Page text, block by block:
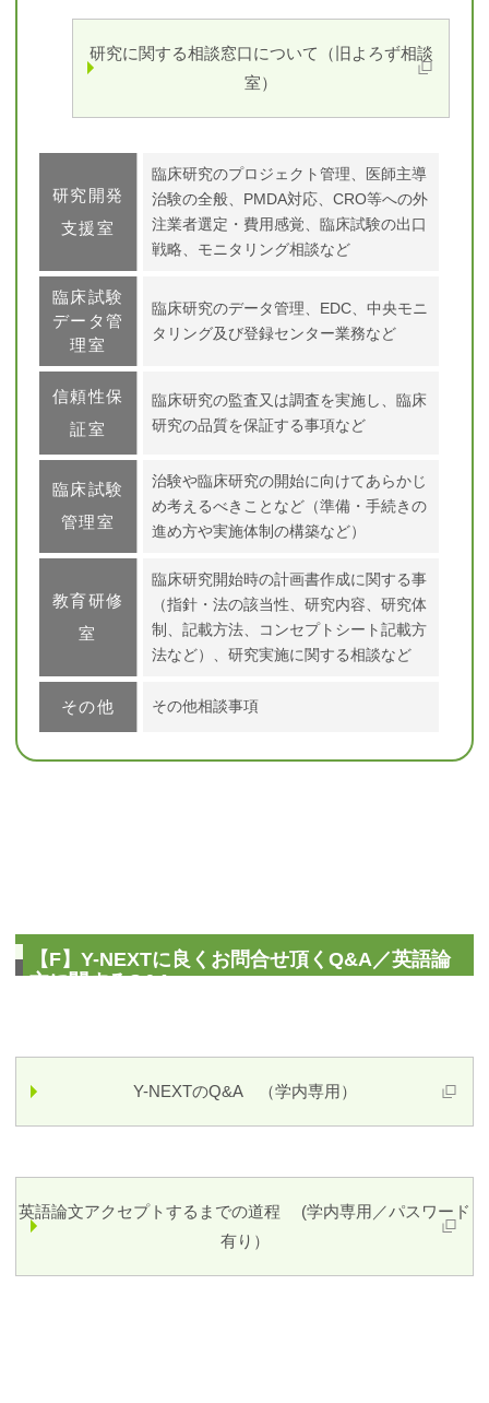
研究に関する相談窓口について（旧よろず相談
室）
研究開発
支援室
臨床研究のプロジェクト管理、医師主導
治験の全般、PMDA対応、CRO等への外
注業者選定・費用感覚、臨床試験の出口
戦略、モニタリング相談など
臨床試験
データ管
理室
臨床研究のデータ管理、EDC、中央モニ
タリング及び登録センター業務など
信頼性保
証室
臨床研究の監査又は調査を実施し、臨床
研究の品質を保証する事項など
臨床試験
管理室
治験や臨床研究の開始に向けてあらかじ
め考えるべきことなど（準備・手続きの
進め方や実施体制の構築など）
教育研修
室
臨床研究開始時の計画書作成に関する事
（指針・法の該当性、研究内容、研究体
制、記載方法、コンセプトシート記載方
法など）、研究実施に関する相談など
その他 その他相談事項
【F】Y-NEXTに良くお問合せ頂くQ&A／英語論
文に関するQ&A
Y-NEXTのQ&A （学内専用）
英語論文アクセプトするまでの道程 (学内専用／パスワード
有り）